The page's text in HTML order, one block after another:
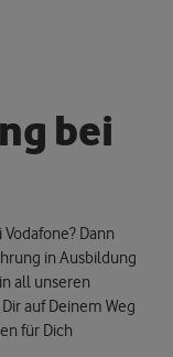
ng bei
Dann
in Ausbildung
all unseren
auf Deinem Weg
für Dich